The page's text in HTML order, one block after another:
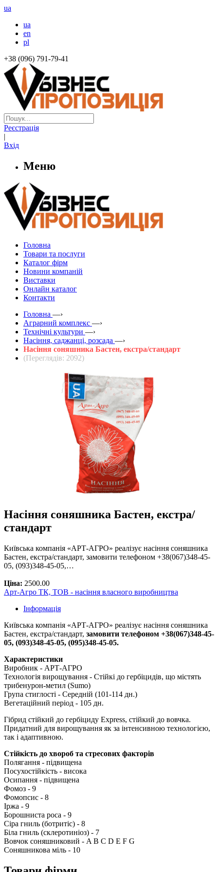
ua
ua
en
pl
+38 (096) 791-79-41
Реєстрація
|
Вхід
Меню
Головна
Товари та послуги
Каталог фірм
Новини компаній
Виставки
Онлайн каталог
Контакти
Головна —›
Аграрний комплекс —›
Технічні культури —›
Насіння, саджанці, розсада —›
Насіння соняшника Бастен, екстра/стандарт
(Переглядів: 2092)
Насіння соняшника Бастен, екстра/
стандарт
Київська компанія «АРТ-АГРО» реалізує насіння соняшника
Бастен, екстра/стандарт, замовити телефоном +38(067)348-45-
05, (093)348-45-05,…
Ціна: 2500.00
Арт-Агро ТК, ТОВ - насіння власного виробництва
Інформація
Київська компанія «АРТ-АГРО» реалізує насіння соняшника
Бастен, екстра/стандарт, замовити телефоном +38(067)348-45-
05, (093)348-45-05, (095)348-45-05.
Характеристики
Виробник - АРТ-АГРО
Технологія вирощування - Стійкі до гербіцидів, що містять
трибенурон-метил (Sumo)
Група стиглості - Середній (101-114 дн.)
Вегетаційний період - 105 дн.
Гібрид стійкий до гербіциду Express, стійкий до вовчка.
Придатний для вирощування як за інтенсивною технологією,
так і адаптивною.
Стійкість до хвороб та стресових факторів
Полягання - підвищена
Посухостійкість - висока
Осипання - підвищена
Фомоз - 9
Фомопсис - 8
Іржа - 9
Борошниста роса - 9
Сіра гниль (ботритіс) - 8
Біла гниль (склеротиніоз) - 7
Вовчок соняшниковий - A B C D Е F G
Соняшникова міль - 10